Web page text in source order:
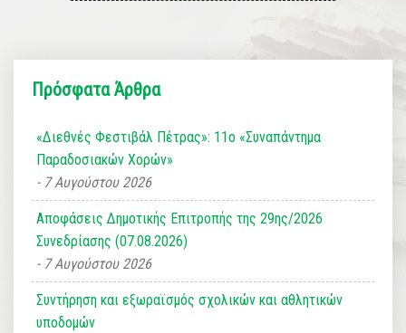
Πρόσφατα Άρθρα
«Διεθνές Φεστιβάλ Πέτρας»: 11ο «Συναπάντημα
Παραδοσιακών Χορών»
7 Αυγούστου 2026
Αποφάσεις Δημοτικής Επιτροπής της 29ης/2026
Συνεδρίασης (07.08.2026)
7 Αυγούστου 2026
Συντήρηση και εξωραϊσμός σχολικών και αθλητικών
υποδομών